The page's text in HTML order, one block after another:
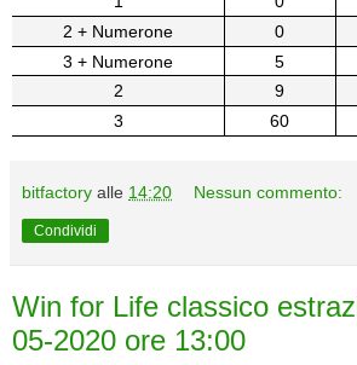
2 + Numerone
0
3 + Numerone
5
2
9
3
60
bitfactory alle 14:20 Nessun commento:
Condividi
Win for Life classico
05-2020 ore 13:00